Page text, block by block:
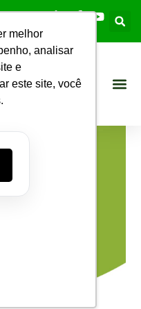
melhor
analisar
e
este site, você